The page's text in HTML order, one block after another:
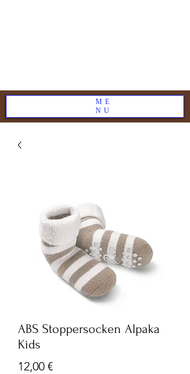
ME
NU
ABS Stoppersocken Alpaka
Kids
12,00 €Preis